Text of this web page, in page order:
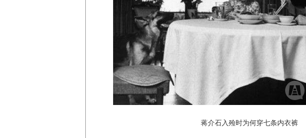
蒋介石入殓时为何穿七条内衣裤